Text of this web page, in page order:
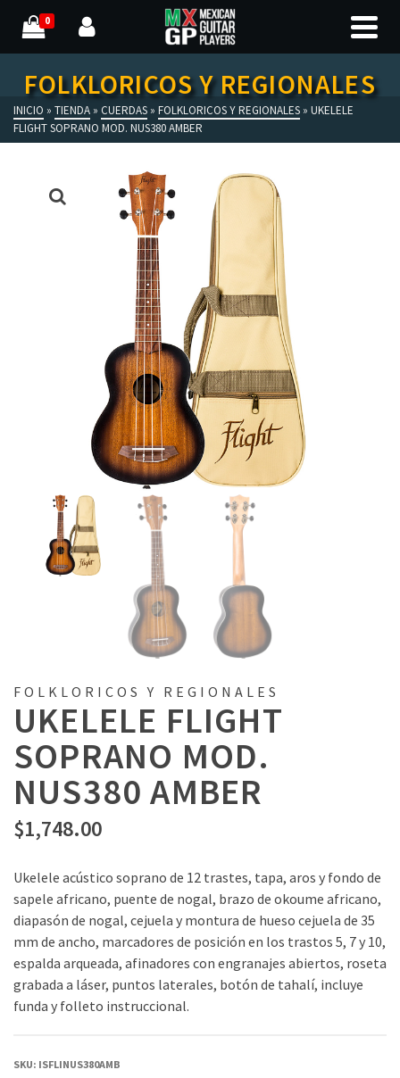
0
FOLKLORICOS Y REGIONALES
INICIO » TIENDA » CUERDAS » FOLKLORICOS Y REGIONALES » UKELELE
FLIGHT SOPRANO MOD. NUS380 AMBER
FOLKLORICOS Y REGIONALES
UKELELE FLIGHT
SOPRANO MOD.
NUS380 AMBER
$1,748.00
Ukelele acústico soprano de 12 trastes, tapa, aros y fondo de
sapele africano, puente de nogal, brazo de okoume africano,
diapasón de nogal, cejuela y montura de hueso cejuela de 35
mm de ancho, marcadores de posición en los trastos 5, 7 y 10,
espalda arqueada, afinadores con engranajes abiertos, roseta
grabada a láser, puntos laterales, botón de tahalí, incluye
funda y folleto instruccional.
SKU: ISFLINUS380AMB